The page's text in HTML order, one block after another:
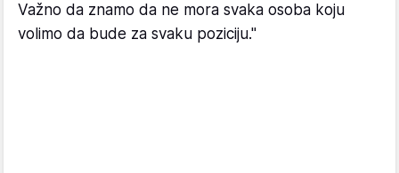
Važno da znamo da ne mora svaka osoba koju
volimo da bude za svaku poziciju."